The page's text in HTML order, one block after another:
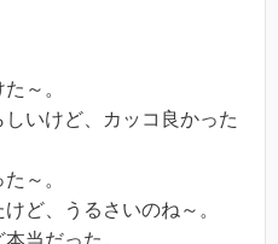
～。
いけど、カッコ良かった
～。
ど、うるさいのね～。
当だった。